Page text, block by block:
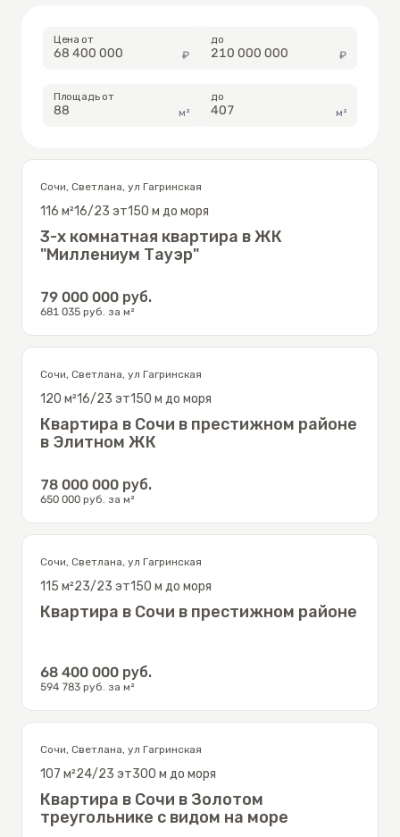
Цена от
₽
до
₽
Площадь от
м²
до
м²
Сочи, Светлана, ул Гагринская
116 м²16/23 эт150 м до моря
3-х комнатная квартира в ЖК
"Миллениум Тауэр"
79 000 000 руб.
681 035 руб. за м²
Сочи, Светлана, ул Гагринская
120 м²16/23 эт150 м до моря
Квартира в Сочи в престижном районе
в Элитном ЖК
78 000 000 руб.
650 000 руб. за м²
Сочи, Светлана, ул Гагринская
115 м²23/23 эт150 м до моря
Квартира в Сочи в престижном районе
68 400 000 руб.
594 783 руб. за м²
Сочи, Светлана, ул Гагринская
107 м²24/23 эт300 м до моря
Квартира в Сочи в Золотом
треугольнике с видом на море